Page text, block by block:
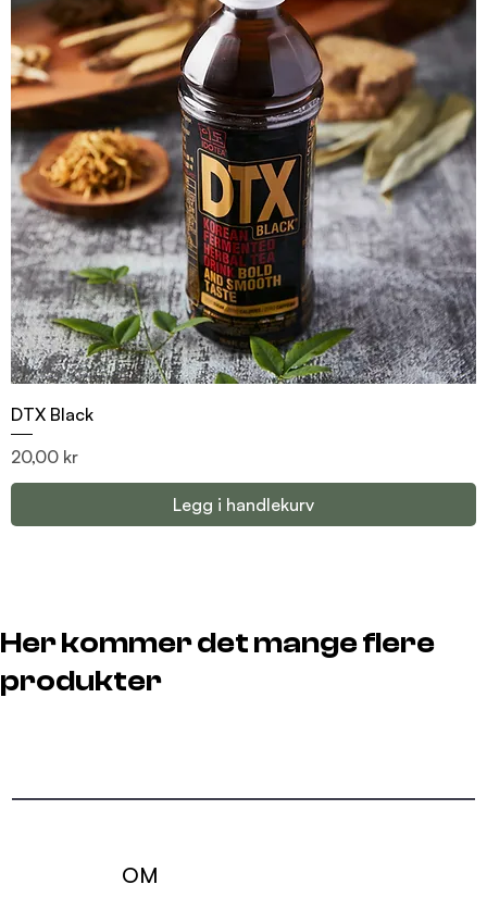
DTX Black
Pris
20,00 kr
Legg i handlekurv
Her kommer det mange flere
produkter
OM